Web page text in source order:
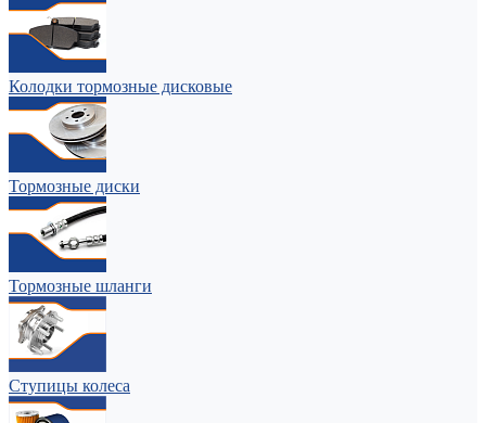
Колодки тормозные дисковые
Тормозные диски
Тормозные шланги
Ступицы колеса